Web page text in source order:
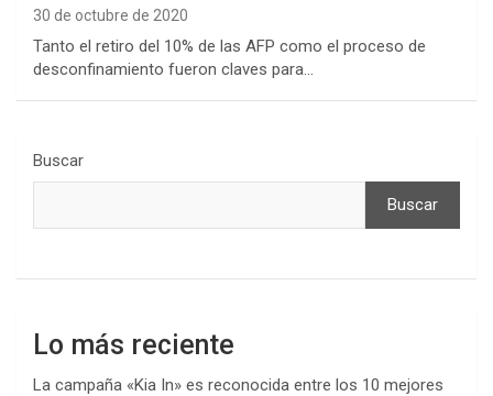
30 de octubre de 2020
Tanto el retiro del 10% de las AFP como el proceso de
desconfinamiento fueron claves para…
Buscar
Buscar
Lo más reciente
La campaña «Kia In» es reconocida entre los 10 mejores